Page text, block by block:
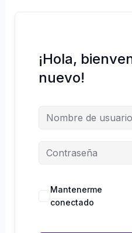
¡Hola,
nuevo!
Mantenerme
conectado